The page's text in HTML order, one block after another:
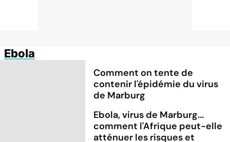
Ebola
Comment on tente de
contenir l'épidémie du virus
de Marburg
Ebola, virus de Marburg...
comment l'Afrique peut-elle
atténuer les risques et